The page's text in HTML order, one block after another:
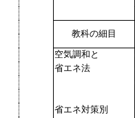
教科の細目
空気調和と
省エネ法
省エネ対策別